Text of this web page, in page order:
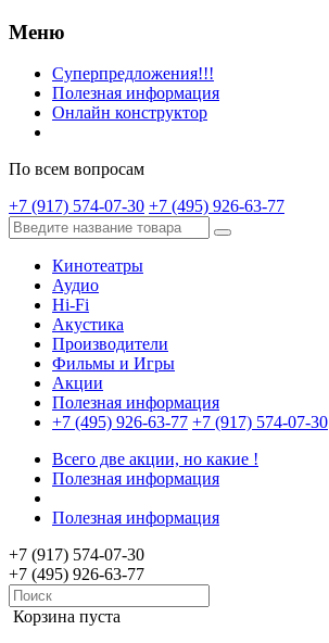
Меню
Суперпредложения!!!
Полезная информация
Онлайн конструктор
По всем вопросам
+7 (917) 574-07-30 +7 (495) 926-63-77
Кинотеатры
Аудио
Hi-Fi
Акустика
Производители
Фильмы и Игры
Акции
Полезная информация
+7 (495) 926-63-77 +7 (917) 574-07-30
Всего две акции, но какие !
Полезная информация
Полезная информация
+7 (917) 574-07-30
+7 (495) 926-63-77
Корзина пуста